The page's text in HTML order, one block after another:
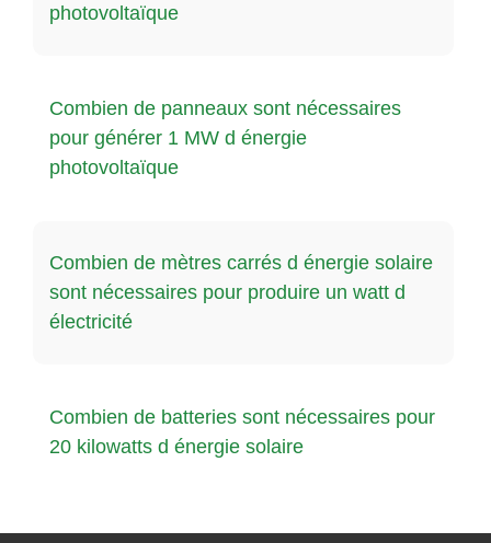
photovoltaïque
Combien de panneaux sont nécessaires
pour générer 1 MW d énergie
photovoltaïque
Combien de mètres carrés d énergie solaire
sont nécessaires pour produire un watt d
électricité
Combien de batteries sont nécessaires pour
20 kilowatts d énergie solaire